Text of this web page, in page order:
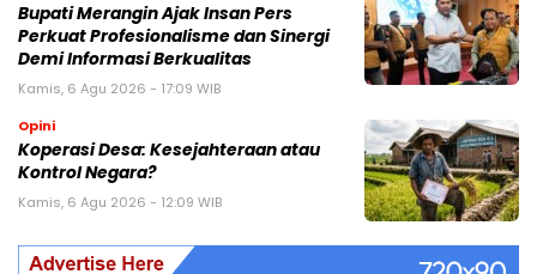
Bupati Merangin Ajak Insan Pers
Perkuat Profesionalisme dan Sinergi
Demi Informasi Berkualitas
Kamis, 6 Agu 2026 - 17:09 WIB
Opini
Koperasi Desa: Kesejahteraan atau
Kontrol Negara?
Kamis, 6 Agu 2026 - 12:09 WIB